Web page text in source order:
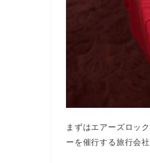
まずはエアーズロッ
ーを催行する旅行会